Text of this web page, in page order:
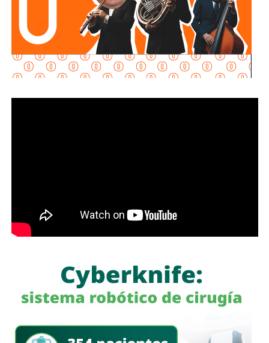
disposición para que Uber complete el procedimiento
y pueda operar conforme a la ley, por lo que descartó que
exista una postura de persecución hacia la empresa.
“No es un tema de persecución ni de cacería. Al contrario,
buscamos que ellos mismos nos ayuden a que la
a quienes se les ha explicado el proceso de
regularización.
deja a los propios conductores en una situación de